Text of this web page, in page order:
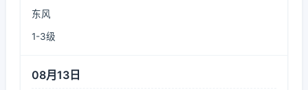
东风
1-3级
08月13日